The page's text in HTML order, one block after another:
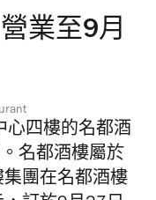
業至9月
心四樓的名都酒
名都酒樓屬於
團在名都酒樓